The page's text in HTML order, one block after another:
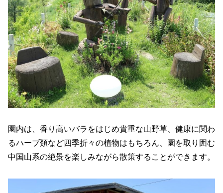
園内は、香り高いバラをはじめ貴重な山野草、健康に関わ
るハーブ類など四季折々の植物はもちろん、園を取り囲む
中国山系の絶景を楽しみながら散策することができます。